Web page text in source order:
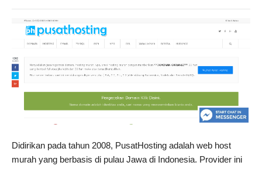
Didirikan pada tahun 2008, PusatHosting adalah web host
murah yang berbasis di pulau Jawa di Indonesia. Provider ini